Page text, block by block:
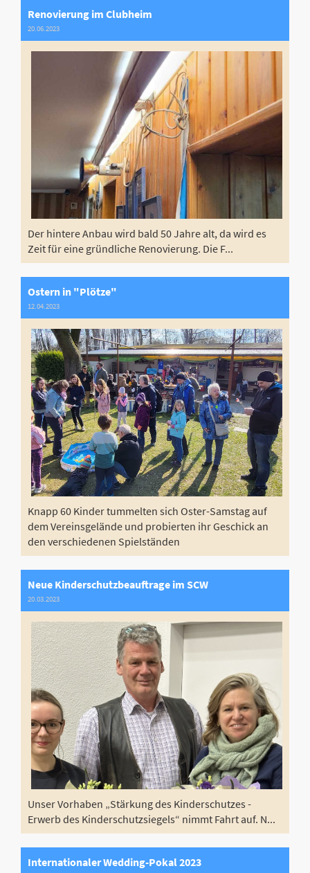
Renovierung im Clubheim
20.06.2023
Der hintere Anbau wird bald 50 Jahre alt, da wird es
Zeit für eine gründliche Renovierung. Die F...
Ostern in "Plötze"
12.04.2023
Knapp 60 Kinder tummelten sich Oster-Samstag auf
dem Vereinsgelände und probierten ihr Geschick an
den verschiedenen Spielständen
Neue Kinderschutzbeauftrage im SCW
20.03.2023
Unser Vorhaben „Stärkung des Kinderschutzes -
Erwerb des Kinderschutzsiegels“ nimmt Fahrt auf. N...
Internationaler Wedding-Pokal 2023